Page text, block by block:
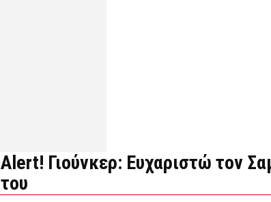
Alert! Γιούνκερ: Ευχαριστώ τον
του